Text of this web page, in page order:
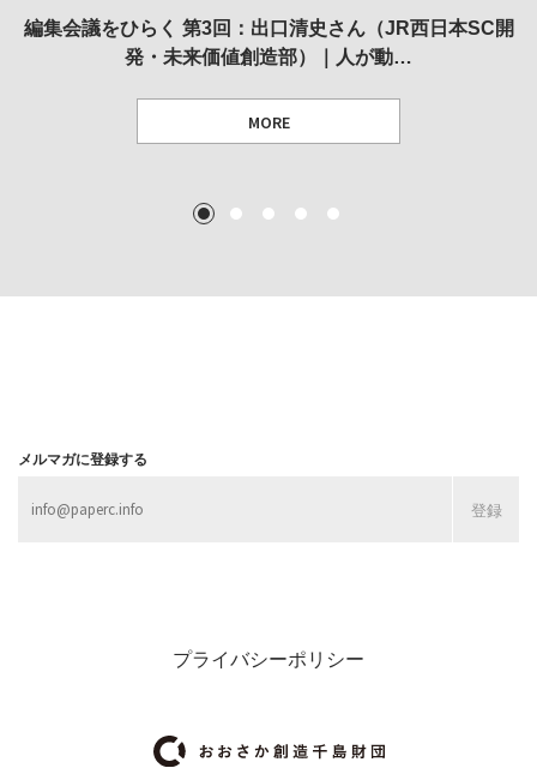
編集会議をひらく 第3回：出口清史さん（JR西日本SC開
発・未来価値創造部）｜人が動…
MORE
REVIEW｜果たして美術家・梅津庸一は、「大阪のゆかり
作家」となることができたのか…
REPORT｜博覧会の残像
MORE
REVIEW｜菊池聡太朗 個展「余りの風景」
MORE
REVIEW｜生の存在証明としての線——「ライフライン」
展
1 2 3 4 5
メルマガに登録する
プライバシーポリシー